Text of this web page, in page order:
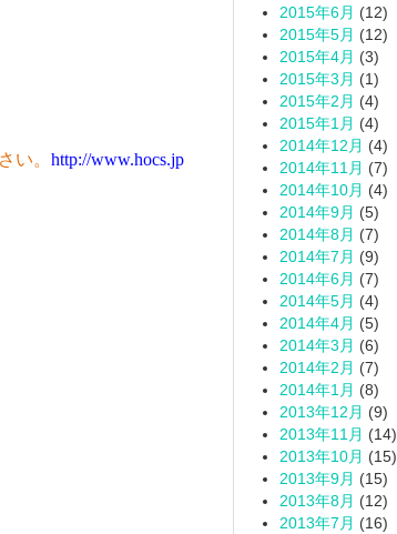
い。 http://www.hocs.jp
2015年6月 (12)
2015年5月 (12)
2015年4月 (3)
2015年3月 (1)
2015年2月 (4)
2015年1月 (4)
2014年12月 (4)
2014年11月 (7)
2014年10月 (4)
2014年9月 (5)
2014年8月 (7)
2014年7月 (9)
2014年6月 (7)
2014年5月 (4)
2014年4月 (5)
2014年3月 (6)
2014年2月 (7)
2014年1月 (8)
2013年12月 (9)
2013年11月 (14)
2013年10月 (15)
2013年9月 (15)
2013年8月 (12)
2013年7月 (16)